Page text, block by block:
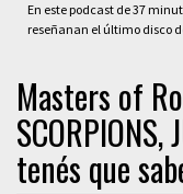
En este podcast de 37
reseñanan el último disco
Masters of
SCORPIONS,
tenés que